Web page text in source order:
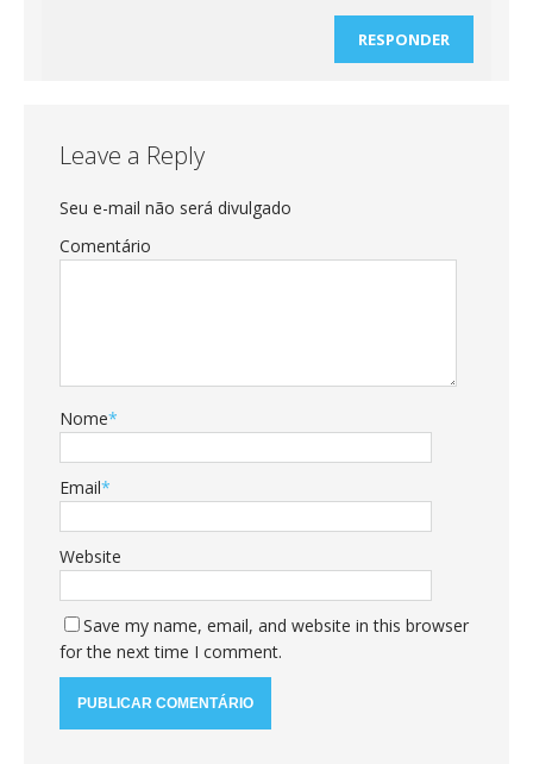
RESPONDER
Leave a Reply
Seu e-mail não será divulgado
Comentário
Nome*
Email*
Website
Save my name, email, and website in this browser
for the next time I comment.